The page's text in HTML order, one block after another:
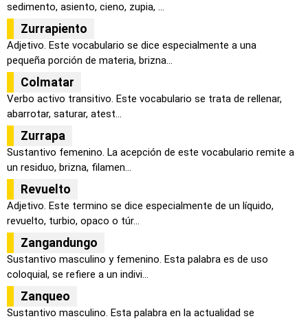
sedimento, asiento, cieno, zupia, ...
Zurrapiento
Adjetivo. Este vocabulario se dice especialmente a una
pequeña porción de materia, brizna...
Colmatar
Verbo activo transitivo. Este vocabulario se trata de rellenar,
abarrotar, saturar, atest...
Zurrapa
Sustantivo femenino. La acepción de este vocabulario remite a
un residuo, brizna, filamen...
Revuelto
Adjetivo. Este termino se dice especialmente de un líquido,
revuelto, turbio, opaco o túr...
Zangandungo
Sustantivo masculino y femenino. Esta palabra es de uso
coloquial, se refiere a un indivi...
Zanqueo
Sustantivo masculino. Esta palabra en la actualidad se